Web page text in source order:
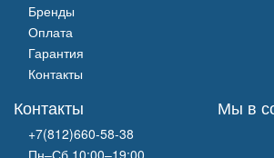
Бренды
Оплата
Гарантия
Контакты
Контакты
+7(812)660-58-38
Пн–Сб 10:00–19:00,
Мы в